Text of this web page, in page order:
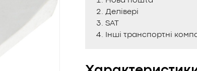
Делівері
SAT
Інші транспортні